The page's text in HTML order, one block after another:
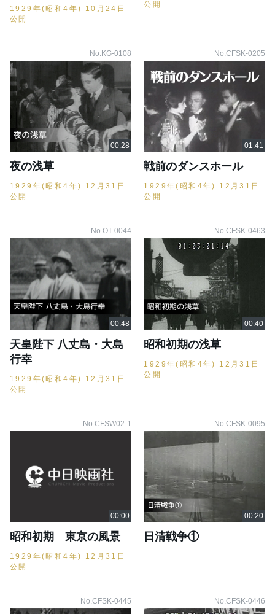
1929年(昭和4年) 10月24日
公開
公開
No.KG-0108
夜の浅草
1929年(昭和4年) 12月31日
公開
No.CFSK-0205
戦前のダンスホール
1929年(昭和4年) 12月31日
公開
No.OT-0044
天皇陛下 八丈島・大島
行幸
1929年(昭和4年) 12月31日
公開
No.CFSK-0463
昭和初期の浅草
1929年(昭和4年) 12月31日
公開
No.CFSW02-1
昭和初期 東京の風景
1929年(昭和4年) 12月31日
公開
No.CFSK-0095
日清戦争①
No.CFSK-0445 No.CFSK-0446